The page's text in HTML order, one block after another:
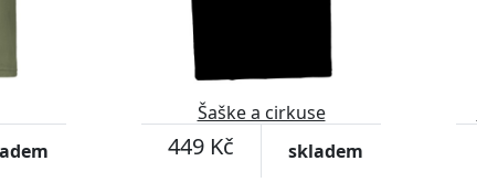
Šaške a cirkuse
449 Kč skladem